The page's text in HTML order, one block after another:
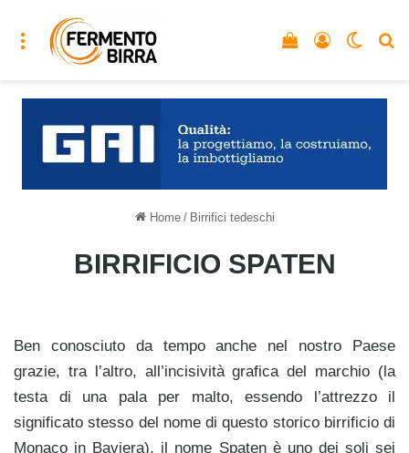
Menu Accedi
Vedi il carrello
Home / Birrifici tedeschi
BIRRIFICIO SPATEN
Ben conosciuto da tempo anche nel nostro Paese
grazie, tra l’altro, all’incisività grafica del marchio (la
testa di una pala per malto, essendo l’attrezzo il
significato stesso del nome di questo storico birrificio di
Monaco in Baviera), il nome Spaten è uno dei soli sei